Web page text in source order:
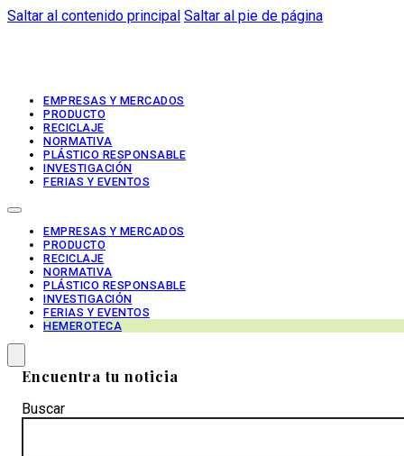
Saltar al contenido principal Saltar al pie de página
EMPRESAS Y MERCADOS
PRODUCTO
RECICLAJE
NORMATIVA
PLÁSTICO RESPONSABLE
INVESTIGACIÓN
FERIAS Y EVENTOS
EMPRESAS Y MERCADOS
PRODUCTO
RECICLAJE
NORMATIVA
PLÁSTICO RESPONSABLE
INVESTIGACIÓN
FERIAS Y EVENTOS
HEMEROTECA
Encuentra tu noticia
Buscar